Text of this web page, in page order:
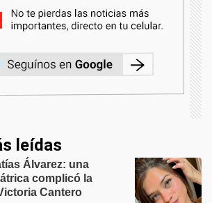
leídas
Álvarez: una
complicó la
Cantero